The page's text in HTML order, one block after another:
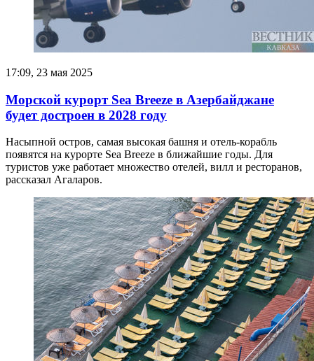
17:09, 23 мая 2025
Морской курорт Sea Breeze в Азербайджане
будет достроен в 2028 году
Насыпной остров, самая высокая башня и отель-корабль
появятся на курорте Sea Breeze в ближайшие годы. Для
туристов уже работает множество отелей, вилл и ресторанов,
рассказал Агаларов.